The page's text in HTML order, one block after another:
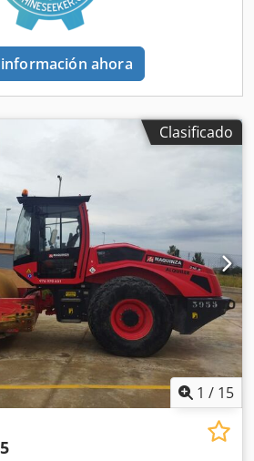
ahora
Clasificado
1 / 15